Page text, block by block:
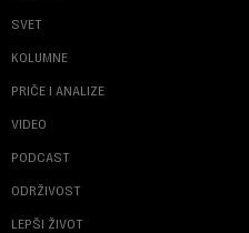
SVET
KOLUMNE
PRIČE I ANALIZE
VIDEO
PODCAST
ODRŽIVOST
LEPŠI ŽIVOT